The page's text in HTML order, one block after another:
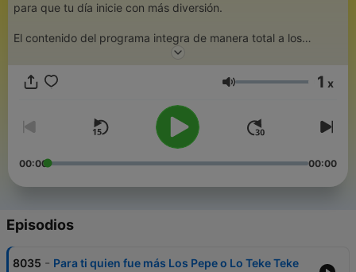
para que tu día inicie con más diversión.
El contenido del programa integra de manera total a los
oyentes, los cuales comparten sus vivencias logrando así un
adultos con edades de 16 a 40 años; hombres y mujeres
Volumen 1 x
00:00 00:00
Episodios
8035 - Para ti quien fue más Los Pepe o Lo Teke Teke